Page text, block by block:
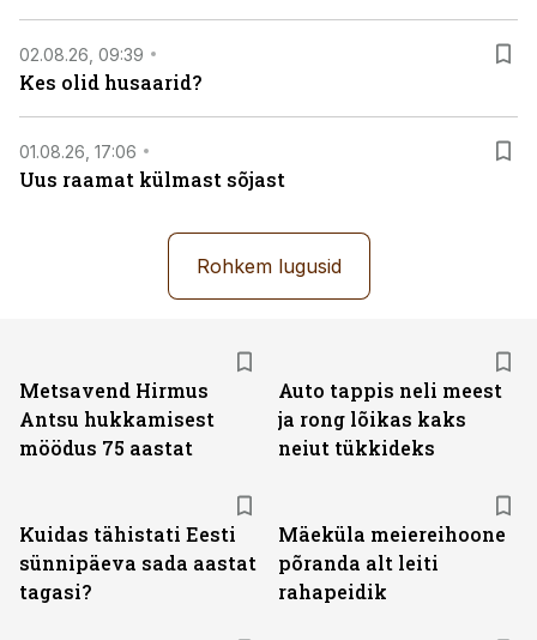
02.08.26, 09:39
Kes olid husaarid?
01.08.26, 17:06
Uus raamat külmast sõjast
Rohkem lugusid
Metsavend Hirmus
Antsu hukkamisest
möödus 75 aastat
Auto tappis neli meest
ja rong lõikas kaks
neiut tükkideks
Kuidas tähistati Eesti
sünnipäeva sada aastat
tagasi?
Mäeküla meiereihoone
põranda alt leiti
rahapeidik